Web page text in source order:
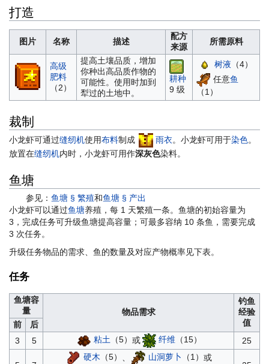
打造
图片 名称 描述
配方
来源
所需原料
高级
肥料
（2）
提高土壤品质，增加
你种出高品质作物的
可能性。使用时加到
犁过的土地中。
耕种
9 级
树液 （4）
任意鱼
（1）
裁制
小龙虾可通过缝纫机使用布料制成 雨衣。小龙虾可用于染色。
放置在缝纫机内时，小龙虾可用作深灰色染料。
鱼塘
参见： 鱼塘 § 繁殖和鱼塘 § 产出
小龙虾可以通过鱼塘养殖，每 1 天繁殖一条。鱼塘的初始容量为
3，完成任务可升级鱼塘提高容量；可最多容纳 10 条鱼，需要完成
3 次任务。
升级任务物品的需求、鱼的数量及对应产物概率见下表。
任务
鱼塘容
量
物品需求
钓鱼
经验
值
前
后
3
5 粘土（5） 或 纤维（15） 25
硬木 （5） 山洞萝卜 （1） 或